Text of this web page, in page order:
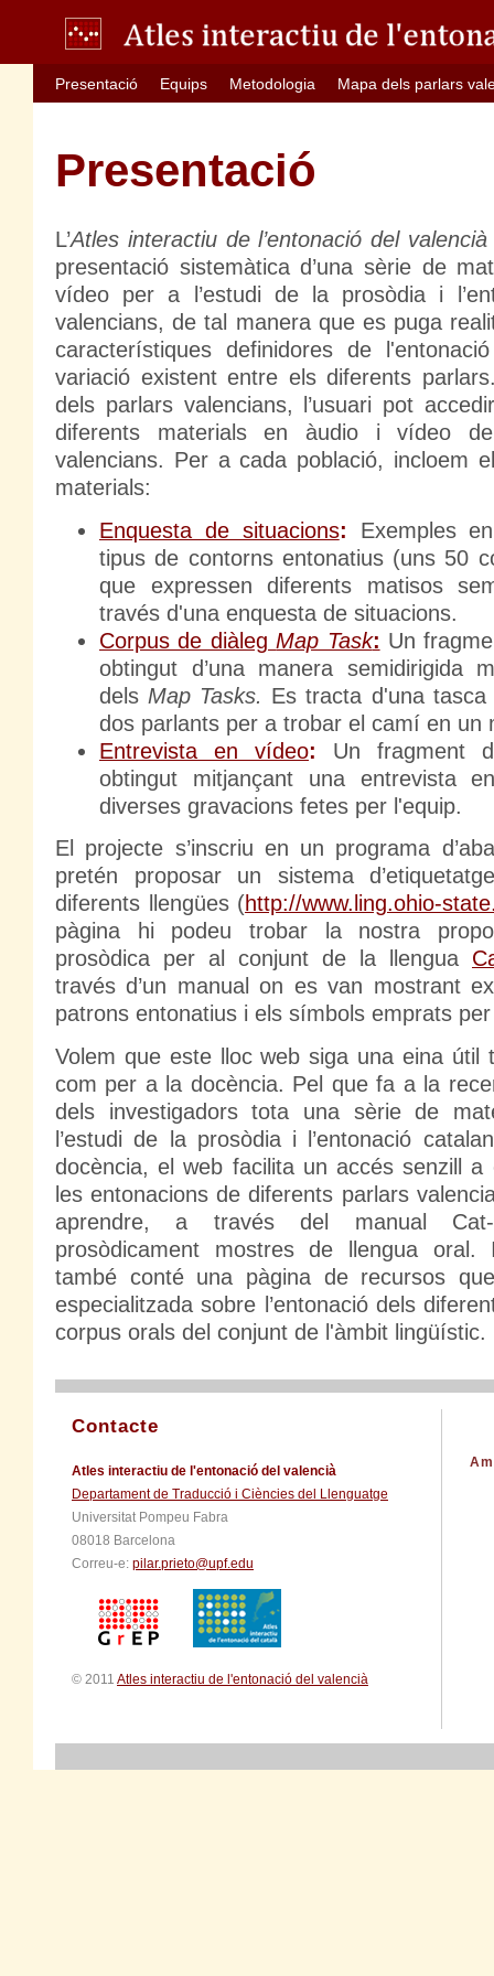
Presentació Equips Metodologia Mapa dels parlars
Presentació
L’Atles interactiu de l’entonació del
presentació sistemàtica d’una sèrie de
vídeo per a l’estudi de la prosòdia i
valencians, de tal manera que es puga
característiques definidores de
variació existent entre els diferents
dels parlars valencians, l’usuari pot
diferents materials en àudio i vídeo
valencians. Per a cada població, incloem
materials:
Enquesta de situacions: Exemples
tipus de contorns entonatius (uns 50
que expressen diferents matisos
través d'una enquesta de situacions.
Corpus de diàlegMap Task: Un
obtingut d’una manera semidirigida
dels Map Tasks. Es tracta d'una
dos parlants per a trobar el camí en un
Entrevista en vídeo: Un fragment
obtingut mitjançant una entrevista
diverses gravacions fetes per l'equip.
El projecte s’inscriu en un programa
pretén proposar un sistema
diferents llengües (http://www.ling.ohio-
pàgina hi podeu trobar la nostra
prosòdica per al conjunt de la llengua
través d’un manual on es van mostrant
patrons entonatius i els símbols emprats
Volem que este lloc web siga una eina útil
com per a la docència. Pel que fa a la
dels investigadors tota una sèrie de
l’estudi de la prosòdia i l’entonació
docència, el web facilita un accés senzill a
les entonacions de diferents parlars
aprendre, a través del manual
prosòdicament mostres de llengua
també conté una pàgina de recursos
especialitzada sobre l’entonació dels
corpus orals del conjunt de l'àmbit lingüístic.
Contacte
Atles interactiu de l'entonació del valencià
Departament de Traducció i Ciències del Llenguatge
Universitat Pompeu Fabra
08018 Barcelona
Correu-e: pilar.prieto@upf.edu
© 2011 Atles interactiu de l'entonació del valencià